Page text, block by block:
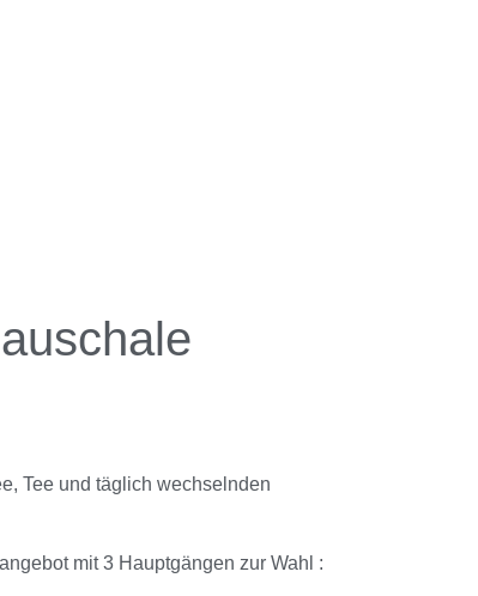
Tee und täglich wechselnden
mit 3 Hauptgängen zur Wahl :